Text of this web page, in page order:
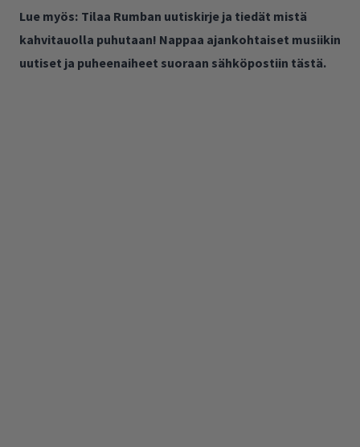
Lue myös: Tilaa Rumban uutiskirje ja tiedät mistä
kahvitauolla puhutaan! Nappaa ajankohtaiset musiikin
uutiset ja puheenaiheet suoraan sähköpostiin tästä.